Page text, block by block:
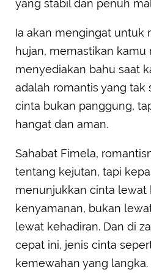
yang stabil dan penuh
Ia akan mengingat untuk
hujan, memastikan kamu
menyediakan bahu saat
adalah romantis yang tak
cinta bukan panggung,
hangat dan aman.
Sahabat Fimela,
tentang kejutan, tapi
menunjukkan cinta lewat
kenyamanan, bukan
lewat kehadiran. Dan di
cepat ini, jenis cinta
kemewahan yang langka.